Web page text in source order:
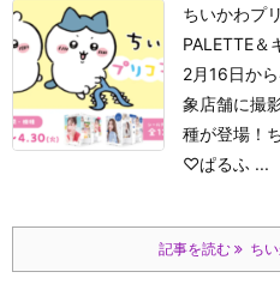
ちいかわプ
PALETTE
2月16日か
象店舗に撮
種が登場！
♡ぱるふ ...
記事を読む ち